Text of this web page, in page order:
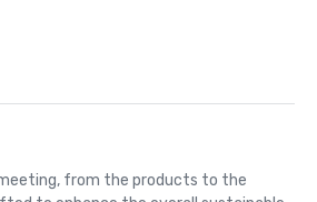
from the products to the